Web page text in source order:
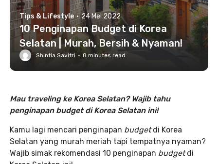
Tips & Lifestyle · 24 Mei 2022
10 Penginapan Budget di Korea
Selatan | Murah, Bersih & Nyaman!
Shintia Savitri · 8 minutes read
Mau traveling ke Korea Selatan? Wajib tahu
penginapan budget di Korea Selatan ini!
Kamu lagi mencari penginapan budgetdi Korea
Selatan yang murah meriah tapi tempatnya nyaman?
Wajib simak rekomendasi 10 penginapan budgetdi